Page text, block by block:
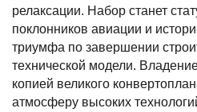
релаксации. Набор станет
поклонников авиации и
триумфа по завершении
технической модели.
копией великого
атмосферу высоких